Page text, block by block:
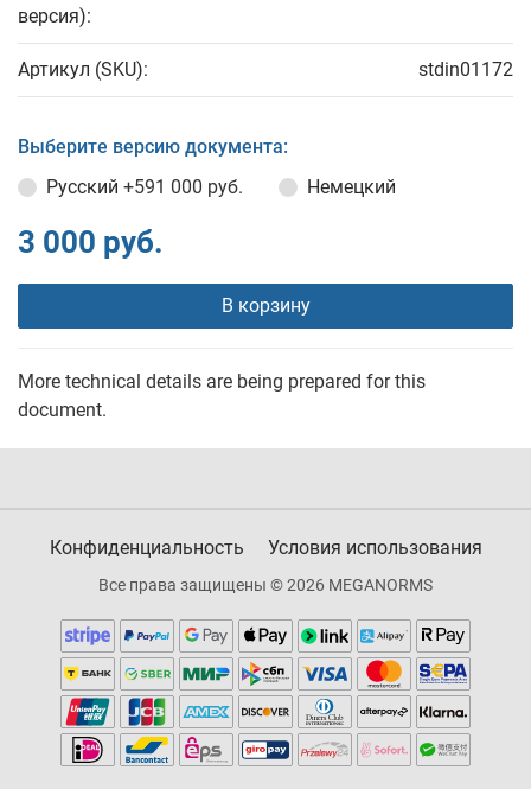
версия):
Артикул (SKU): stdin01172
Выберите версию документа:
Русский +591 000 руб. Немецкий
3 000 руб.
В корзину
More technical details are being prepared for this
document.
Конфиденциальность Условия использования
Все права защищены © 2026 MEGANORMS